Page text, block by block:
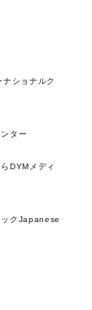
ショナルク
ター
DYMメディ
ックJapanese